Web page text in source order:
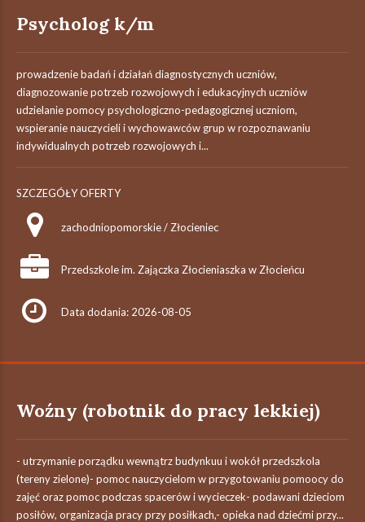
Psycholog k/m
prowadzenie badań i działań diagnostycznych uczniów,
diagnozowanie potrzeb rozwojowych i edukacyjnych uczniów
udzielanie pomocy psychologiczno-pedagogicznej uczniom,
wspieranie nauczycieli i wychowawców grup w rozpoznawaniu
indywidualnych potrzeb rozwojowych i...
SZCZEGÓŁY OFERTY
zachodniopomorskie / Złocieniec
Przedszkole im. Zajączka Złocieniaszka w Złocieńcu
Data dodania: 2026-08-05
Woźny (robotnik do pracy lekkiej)
- utrzymanie porządku wewnątrz budynkuu i wokół przedszkola
(tereny zielone)- pomoc nauczycielom w przygotowaniu pomoocy do
zajęć oraz pomoc podczas spacerów i wycieczek- podawani dzieciom
posiłów, organizacja pracy przy posiłkach,- opieka nad dziećmi przy...